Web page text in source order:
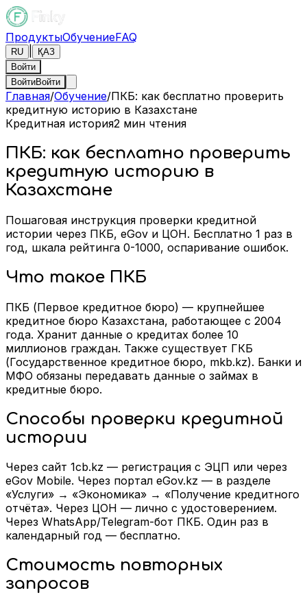
ПродуктыОбучениеFAQ
RU
ҚАЗ
Войти
ВойтиВойти
Главная/Обучение/ПКБ: как бесплатно проверить
кредитную историю в Казахстане
Кредитная история2 мин чтения
ПКБ: как бесплатно проверить
кредитную историю в
Казахстане
Пошаговая инструкция проверки кредитной
истории через ПКБ, eGov и ЦОН. Бесплатно 1 раз в
год, шкала рейтинга 0-1000, оспаривание ошибок.
Что такое ПКБ
ПКБ (Первое кредитное бюро) — крупнейшее
кредитное бюро Казахстана, работающее с 2004
года. Хранит данные о кредитах более 10
миллионов граждан. Также существует ГКБ
(Государственное кредитное бюро, mkb.kz). Банки и
МФО обязаны передавать данные о займах в
кредитные бюро.
Способы проверки кредитной
истории
Через сайт 1cb.kz — регистрация с ЭЦП или через
eGov Mobile. Через портал eGov.kz — в разделе
«Услуги» → «Экономика» → «Получение кредитного
отчёта». Через ЦОН — лично с удостоверением.
Через WhatsApp/Telegram-бот ПКБ. Один раз в
календарный год — бесплатно.
Стоимость повторных
запросов